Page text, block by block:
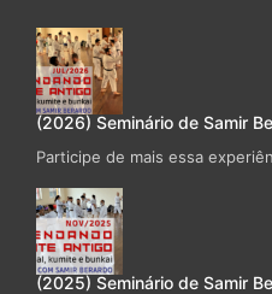
(2026) Seminário de Samir
Participe de mais essa
(2025) Seminário de Samir